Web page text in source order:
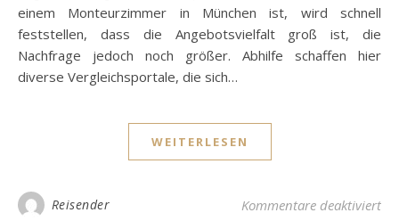
einem Monteurzimmer in München ist, wird schnell
feststellen, dass die Angebotsvielfalt groß ist, die
Nachfrage jedoch noch größer. Abhilfe schaffen hier
diverse Vergleichsportale, die sich…
WEITERLESEN
Reisender Kommentare deaktiviert